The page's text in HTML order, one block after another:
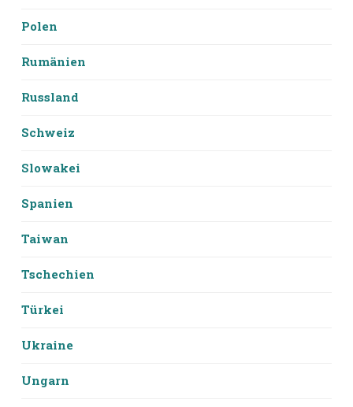
Polen
Rumänien
Russland
Schweiz
Slowakei
Spanien
Taiwan
Tschechien
Türkei
Ukraine
Ungarn